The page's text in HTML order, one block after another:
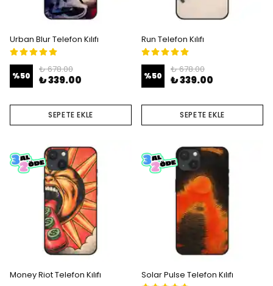
Urban Blur Telefon Kılıfı
%50
₺ 678.00
₺ 339.00
SEPETE EKLE
Run Telefon Kılıfı
%50
₺ 678.00
₺ 339.00
SEPETE EKLE
Money Riot Telefon Kılıfı Solar Pulse Telefon Kılıfı